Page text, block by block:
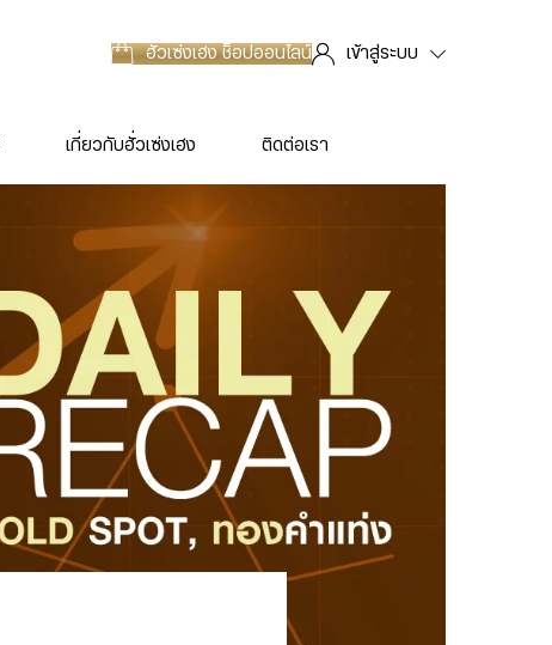
ฮั่วเซ่งเฮงช็อปออนไลน์ เข้าสู่ระบบ
เกี่ยวกับฮั่วเซ่งเฮง ติดต่อเรา